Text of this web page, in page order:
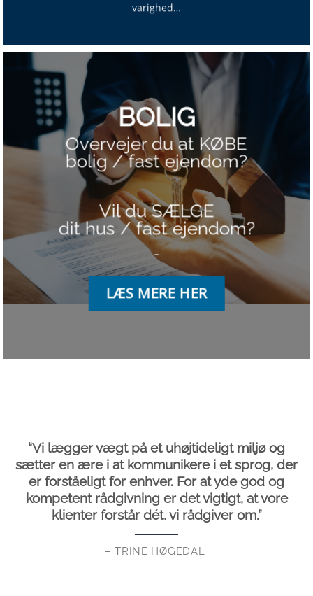
varighed…
BOLIG
Overvejer du at KØBE
bolig / fast ejendom?
Vil du SÆLGE
dit hus / fast ejendom?
–
LÆS MERE HER
“Vi lægger vægt på et uhøjtideligt miljø og
sætter en ære i at kommunikere i et sprog, der
er forståeligt for enhver. For at yde god og
kompetent rådgivning er det vigtigt, at vore
klienter forstår dét, vi rådgiver om.”
– TRINE HØGEDAL